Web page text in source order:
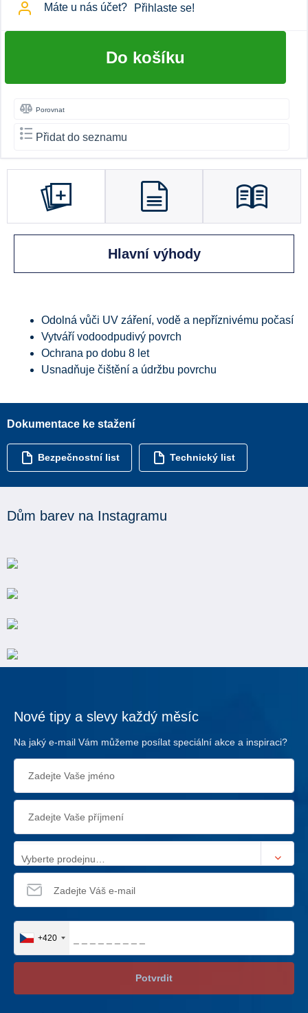
Máte u nás účet? Přihlaste se!
Do košíku
Porovnat
Přidat do seznamu
Hlavní výhody
Odolná vůči UV záření, vodě a nepříznivému počasí
Vytváří vodoodpudivý povrch
Ochrana po dobu 8 let
Usnadňuje čištění a údržbu povrchu
Dokumentace ke stažení
Bezpečnostní list Technický list
Dům barev na Instagramu
Nové tipy a slevy každý měsíc
Na jaký e-mail Vám můžeme posílat speciální akce a inspiraci?
Vyberte prodejnu…
+420
Potvrdit